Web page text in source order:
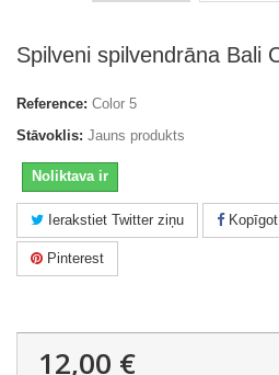
Spilveni spilvendrāna Bali
Reference: Color 5
Stāvoklis: Jauns produkts
Noliktava ir
Ierakstiet Twitter ziņu Kopīgot
Pinterest
12,00 €